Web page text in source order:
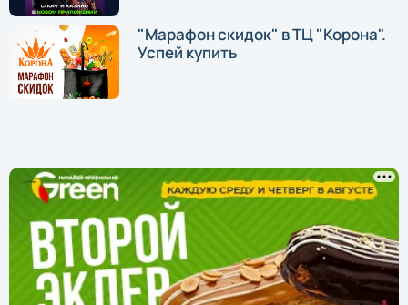
"Марафон скидок" в ТЦ "Корона".
Успей купить